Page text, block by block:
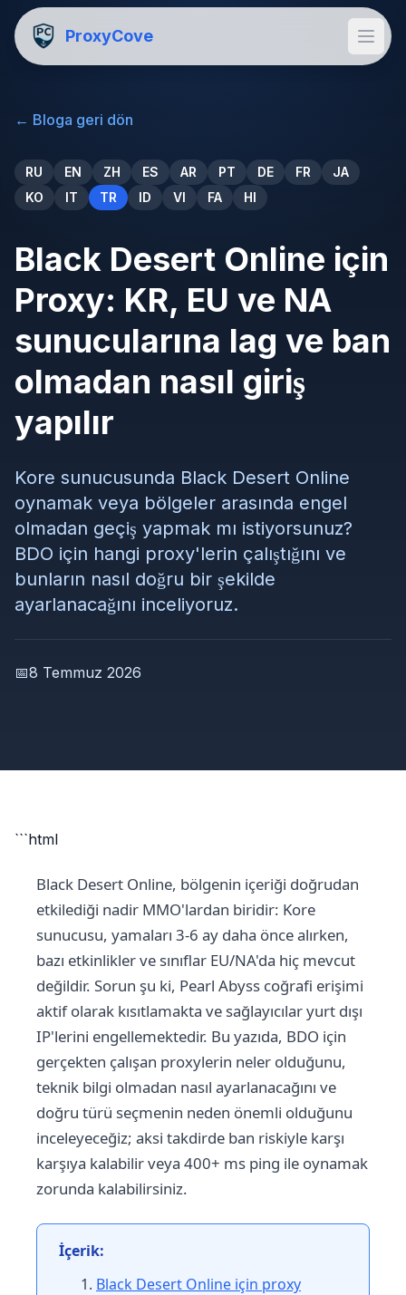
ProxyCove
← Bloga geri dön
RU EN ZH ES AR PT DE FR
JA
KO
IT TR ID VI FA HI
Black Desert Online için
Proxy: KR, EU ve NA
sunucularına lag ve ban
olmadan nasıl giriş
yapılır
Kore sunucusunda Black Desert Online
oynamak veya bölgeler arasında engel
olmadan geçiş yapmak mı istiyorsunuz?
BDO için hangi proxy'lerin çalıştığını ve
bunların nasıl doğru bir şekilde
ayarlanacağını inceliyoruz.
📅8 Temmuz 2026
```html
Black Desert Online, bölgenin içeriği doğrudan
etkilediği nadir MMO'lardan biridir: Kore
sunucusu, yamaları 3-6 ay daha önce alırken,
bazı etkinlikler ve sınıflar EU/NA'da hiç mevcut
değildir. Sorun şu ki, Pearl Abyss coğrafi erişimi
aktif olarak kısıtlamakta ve sağlayıcılar yurt dışı
IP'lerini engellemektedir. Bu yazıda, BDO için
gerçekten çalışan proxylerin neler olduğunu,
teknik bilgi olmadan nasıl ayarlanacağını ve
doğru türü seçmenin neden önemli olduğunu
inceleyeceğiz; aksi takdirde ban riskiyle karşı
karşıya kalabilir veya 400+ ms ping ile oynamak
zorunda kalabilirsiniz.
İçerik:
Black Desert Online için proxy